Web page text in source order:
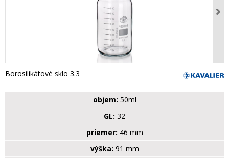
Borosilikátové sklo 3.3
objem: 50ml
GL: 32
priemer: 46 mm
výška: 91 mm